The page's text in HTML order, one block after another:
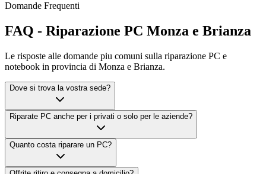
Domande Frequenti
FAQ - Riparazione PC Monza e Brianza
Le risposte alle domande piu comuni sulla riparazione PC e
notebook in provincia di Monza e Brianza.
Dove si trova la vostra sede?
Riparate PC anche per i privati o solo per le aziende?
Quanto costa riparare un PC?